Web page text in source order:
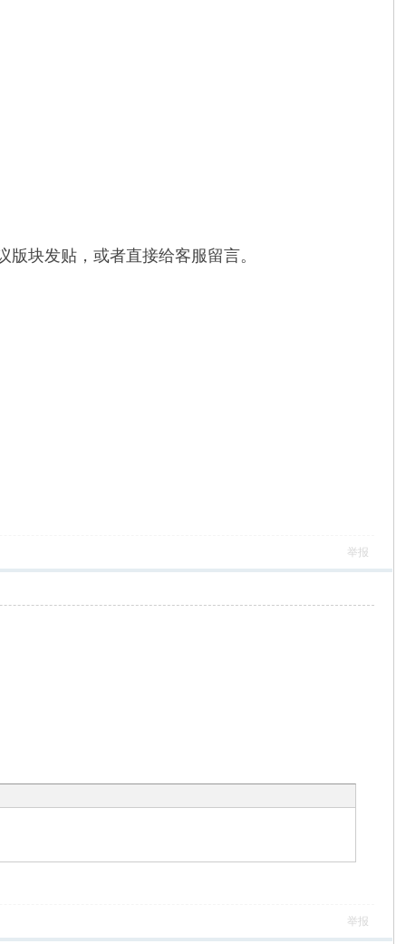
块发贴，或者直接给客服留言。
举报
举报